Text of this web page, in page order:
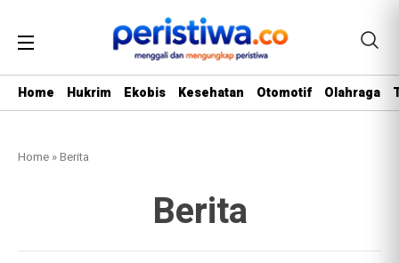
Home Hukrim Ekobis Kesehatan Otomotif Olahraga
Home »Berita
Berita